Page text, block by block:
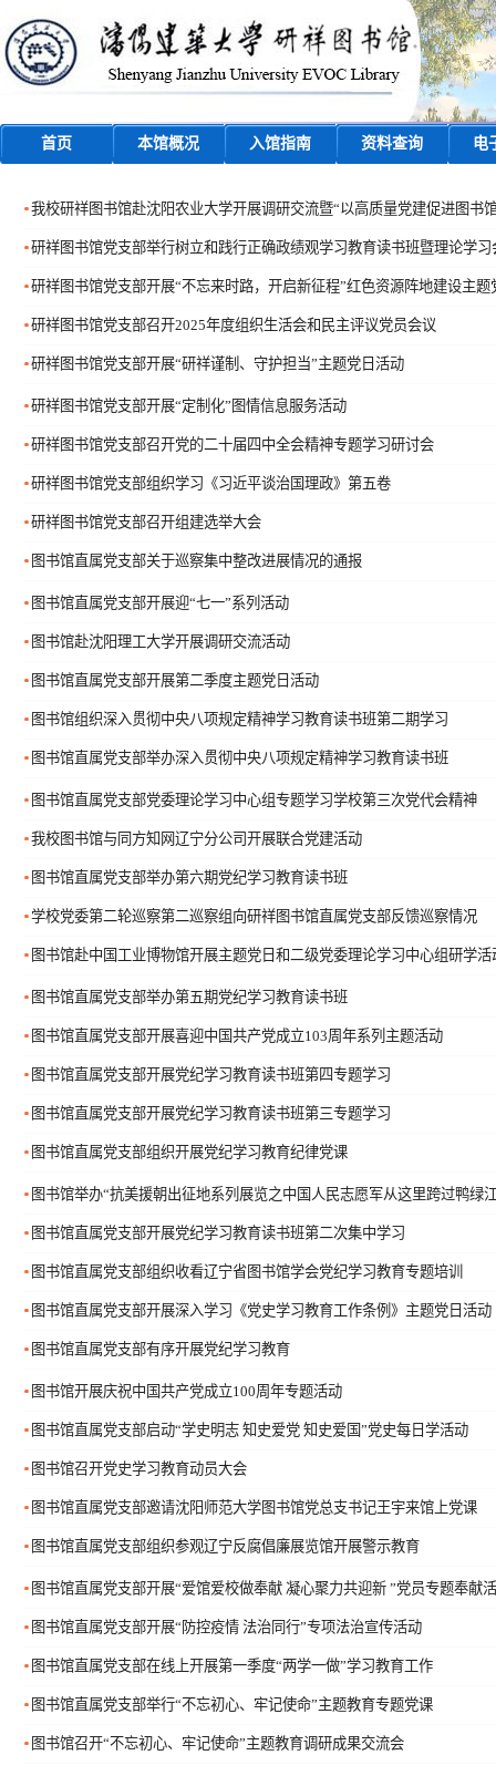
首页 本馆概况 入馆指南 资料查询 电
我校研祥图书馆赴沈阳农业大学开展调研交流暨“以高质量党建促进图书
研祥图书馆党支部举行树立和践行正确政绩观学习教育读书班暨理论学习
研祥图书馆党支部开展“不忘来时路，开启新征程”红色资源阵地建设主题
研祥图书馆党支部召开2025年度组织生活会和民主评议党员会议
研祥图书馆党支部开展“研祥谨制、守护担当”主题党日活动
研祥图书馆党支部开展“定制化”图情信息服务活动
​研祥图书馆党支部召开党的二十届四中全会精神专题学习研讨会
研祥图书馆党支部组织学习《习近平谈治国理政》第五卷
研祥图书馆党支部召开组建选举大会
图书馆直属党支部关于巡察集中整改进展情况的通报
图书馆直属党支部开展迎“七一”系列活动
图书馆赴沈阳理工大学开展调研交流活动
图书馆直属党支部开展第二季度主题党日活动
图书馆组织深入贯彻中央八项规定精神学习教育读书班第二期学习
图书馆直属党支部举办深入贯彻中央八项规定精神学习教育读书班
图书馆直属党支部党委理论学习中心组专题学习学校第三次党代会精神
我校图书馆与同方知网辽宁分公司开展联合党建活动
图书馆直属党支部举办第六期党纪学习教育读书班
学校党委第二轮巡察第二巡察组向研祥图书馆直属党支部反馈巡察情况
图书馆赴中国工业博物馆开展主题党日和二级党委理论学习中心组研学活
图书馆直属党支部举办第五期党纪学习教育读书班
图书馆直属党支部开展喜迎中国共产党成立103周年系列主题活动
图书馆直属党支部开展党纪学习教育读书班第四专题学习
图书馆直属党支部开展党纪学习教育读书班第三专题学习
图书馆直属党支部组织开展党纪学习教育纪律党课
图书馆举办“抗美援朝出征地系列展览之中国人民志愿军从这里跨过鸭绿
图书馆直属党支部开展党纪学习教育读书班第二次集中学习
图书馆直属党支部组织收看辽宁省图书馆学会党纪学习教育专题培训
图书馆直属党支部开展深入学习《党史学习教育工作条例》主题党日活动
图书馆直属党支部有序开展党纪学习教育
图书馆开展庆祝中国共产党成立100周年专题活动
图书馆直属党支部启动“学史明志 知史爱党 知史爱国”党史每日学活动
图书馆召开党史学习教育动员大会
图书馆直属党支部邀请沈阳师范大学图书馆党总支书记王宇来馆上党课
图书馆直属党支部组织参观辽宁反腐倡廉展览馆开展警示教育
图书馆直属党支部开展“爱馆爱校做奉献 凝心聚力共迎新 ”党员专题奉献
图书馆直属党支部开展“防控疫情 法治同行”专项法治宣传活动
图书馆直属党支部在线上开展第一季度“两学一做”学习教育工作
图书馆直属党支部举行“不忘初心、牢记使命”主题教育专题党课
图书馆召开“不忘初心、牢记使命”主题教育调研成果交流会